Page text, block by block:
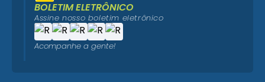
BOLETIM ELETRÔNICO
Assine nosso boletim eletrônico
Acompanhe a gente!